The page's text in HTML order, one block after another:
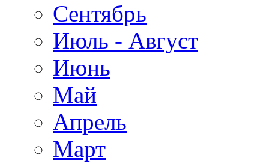
Сентябрь
Июль - Август
Июнь
Май
Апрель
Март